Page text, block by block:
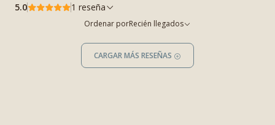
5.0 1 reseña
Ordenar porRecién llegados
CARGAR MÁS RESEÑAS